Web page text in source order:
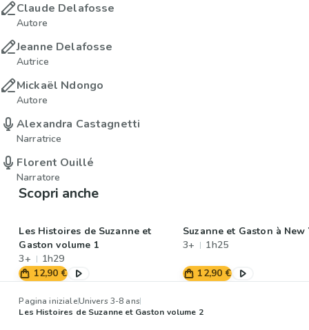
Claude Delafosse
Autore
Jeanne Delafosse
Autrice
Mickaël Ndongo
Autore
Alexandra Castagnetti
Narratrice
Florent Ouillé
Narratore
Scopri anche
Les Histoires de Suzanne et
Gaston volume 1
3+
1h29
12,90 €
Suzanne et Gaston à New
3+
1h25
12,90 €
Pagina inizialeUnivers 3-8 ans
Les Histoires de Suzanne et Gaston volume 2